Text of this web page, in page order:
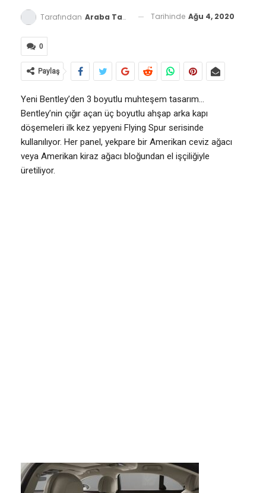
Tarafından Araba Tavsiyesi Tarihinde Ağu 4, 2020
0
Paylaş
Yeni Bentley’den 3 boyutlu muhteşem tasarım…
Bentley’nin çığır açan üç boyutlu ahşap arka kapı
döşemeleri ilk kez yepyeni Flying Spur serisinde
kullanılıyor. Her panel, yekpare bir Amerikan ceviz ağacı
veya Amerikan kiraz ağacı bloğundan el işçiliğiyle
üretiliyor.